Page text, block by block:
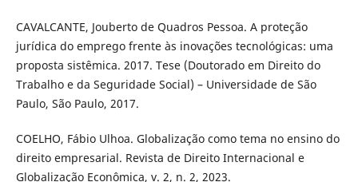
CAVALCANTE, Jouberto de Quadros Pessoa. A proteção
jurídica do emprego frente às inovações tecnológicas: uma
proposta sistêmica. 2017. Tese (Doutorado em Direito do
Trabalho e da Seguridade Social) – Universidade de São
Paulo, São Paulo, 2017.
COELHO, Fábio Ulhoa. Globalização como tema no ensino do
direito empresarial. Revista de Direito Internacional e
Globalização Econômica, v. 2, n. 2, 2023.